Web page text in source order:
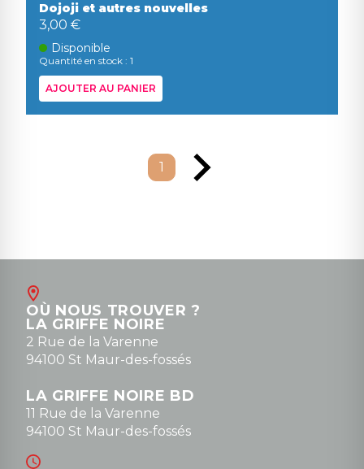
Dojoji et autres nouvelles
3,00 €
Disponible
Quantité en stock : 1
AJOUTER AU PANIER
1
OÙ NOUS TROUVER ?
LA GRIFFE NOIRE
2 Rue de la Varenne
94100 St Maur-des-fossés
LA GRIFFE NOIRE BD
11 Rue de la Varenne
94100 St Maur-des-fossés